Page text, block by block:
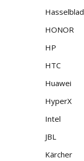
Hasselblad
HONOR
HP
HTC
Huawei
HyperX
Intel
JBL
Kärcher